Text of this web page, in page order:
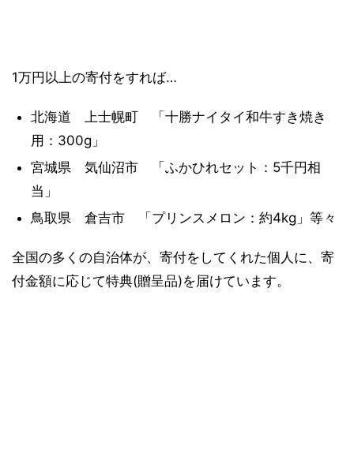
1万円以上の寄付をすれば…
北海道 上士幌町 「十勝ナイタイ和牛すき焼き
用：300g」
宮城県 気仙沼市 「ふかひれセット：5千円相
当」
鳥取県 倉吉市 「プリンスメロン：約4kg」等々
全国の多くの自治体が、寄付をしてくれた個人に、寄
付金額に応じて特典(贈呈品)を届けています。